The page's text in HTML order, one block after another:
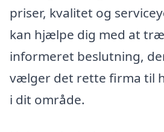
priser, kvalitet og
kan hjælpe dig med at
informeret beslutning,
vælger det rette firma til
i dit område.